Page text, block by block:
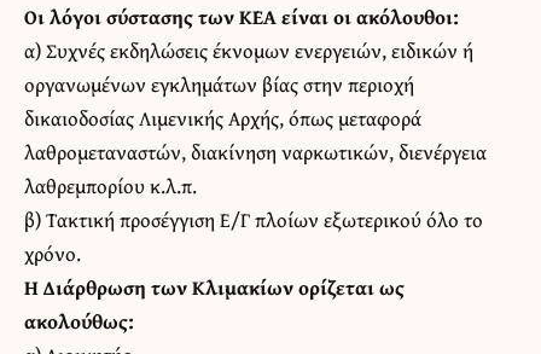
Οι λόγοι σύστασης των ΚΕΑ είναι οι ακόλουθοι:
α) Συχνές εκδηλώσεις έκνομων ενεργειών, ειδικών ή
οργανωμένων εγκλημάτων βίας στην περιοχή
δικαιοδοσίας Λιμενικής Αρχής, όπως μεταφορά
λαθρομεταναστών, διακίνηση ναρκωτικών, διενέργεια
λαθρεμπορίου κ.λ.π.
β) Τακτική προσέγγιση Ε/Γ πλοίων εξωτερικού όλο το
χρόνο.
Η Διάρθρωση των Κλιμακίων ορίζεται ως
ακολούθως: